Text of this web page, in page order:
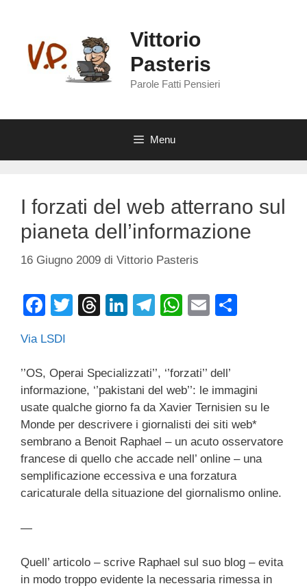
contenuto
Vittorio
Pasteris
Parole Fatti Pensieri
Menu
I forzati del web atterrano sul
pianeta dell’informazione
16 Giugno 2009 di Vittorio Pasteris
F
c
e
b
o
o
k
T
er
T
a
d
s
Li
e
dI
n
T
gr
a
m
W
s
A
p
p
E
vi
di
Via LSDI
’’OS, Operai Specializzati’’, ‘’forzati’’ dell’
informazione, ‘’pakistani del web’’: le immagini
usate qualche giorno fa da Xavier Ternisien su le
Monde per descrivere i giornalisti dei siti web*
sembrano a Benoit Raphael – un acuto osservatore
francese di quello che accade nell’ online – una
semplificazione eccessiva e una forzatura
caricaturale della situazione del giornalismo online.
—
Quell’ articolo – scrive Raphael sul suo blog – evita
in modo troppo evidente la necessaria rimessa in